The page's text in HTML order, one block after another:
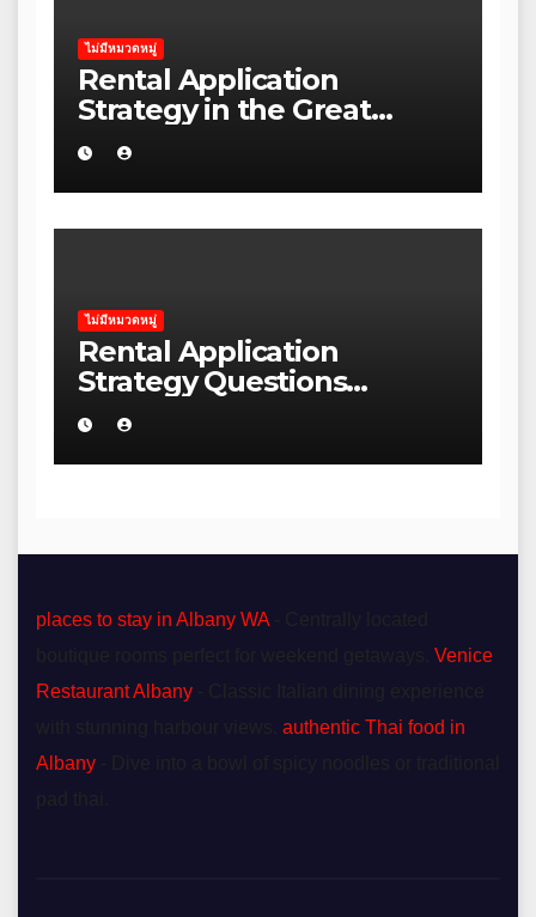
ไม่มีหมวดหมู่
Rental Application
Strategy in the Great
Ocean Road: A Practical
Guide for Australian
Families
ไม่มีหมวดหมู่
Rental Application
Strategy Questions
Wellness Brands Should
Ask Before Starting in the
Blue Mountains
places to stay in Albany WA
Venice
Restaurant Albany
authentic Thai food in
Albany